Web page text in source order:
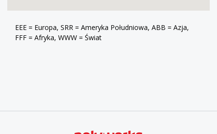
EEE = Europa, SRR = Ameryka Południowa, ABB = Azja,
FFF = Afryka, WWW = Świat